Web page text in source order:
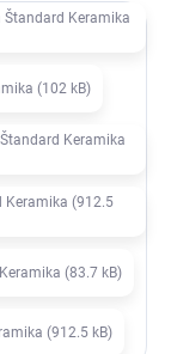
Keramika
(102 kB)
Keramika
Keramika (912.5
(83.7 kB)
(912.5 kB)